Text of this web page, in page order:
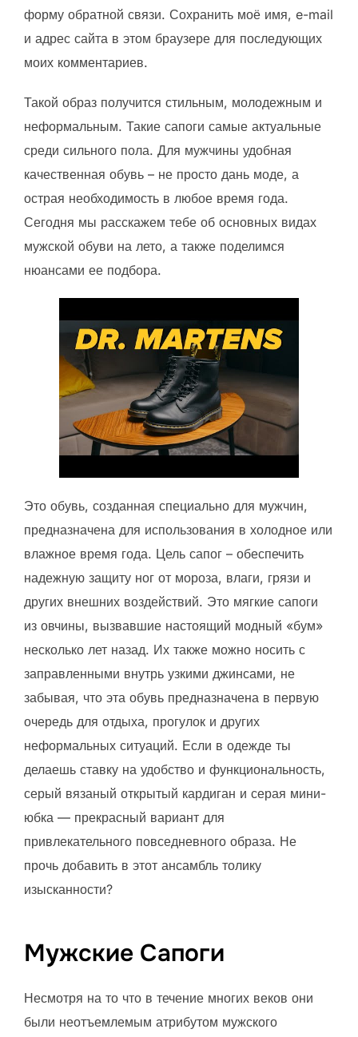
форму обратной связи. Сохранить моё имя, e-mail
и адрес сайта в этом браузере для последующих
моих комментариев.
Такой образ получится стильным, молодежным и
неформальным. Такие сапоги самые актуальные
среди сильного пола. Для мужчины удобная
качественная обувь – не просто дань моде, а
острая необходимость в любое время года.
Сегодня мы расскажем тебе об основных видах
мужской обуви на лето, а также поделимся
нюансами ее подбора.
Это обувь, созданная специально для мужчин,
предназначена для использования в холодное или
влажное время года. Цель сапог – обеспечить
надежную защиту ног от мороза, влаги, грязи и
других внешних воздействий. Это мягкие сапоги
из овчины, вызвавшие настоящий модный «бум»
несколько лет назад. Их также можно носить с
заправленными внутрь узкими джинсами, не
забывая, что эта обувь предназначена в первую
очередь для отдыха, прогулок и других
неформальных ситуаций. Если в одежде ты
делаешь ставку на удобство и функциональность,
серый вязаный открытый кардиган и серая мини-
юбка — прекрасный вариант для
привлекательного повседневного образа. Не
прочь добавить в этот ансамбль толику
изысканности?
Мужские Сапоги
Несмотря на то что в течение многих веков они
были неотъемлемым атрибутом мужского